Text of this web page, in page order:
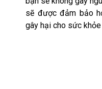
sẽ được đảm bảo
gây hại cho sức